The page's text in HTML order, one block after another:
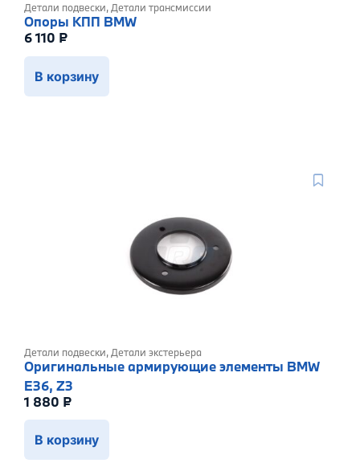
Детали подвески,Детали трансмиссии
Опоры КПП BMW
6 110 ₽
В корзину
Детали подвески,Детали экстерьера
Оригинальные армирующие элементы BMW
E36, Z3
1 880 ₽
В корзину